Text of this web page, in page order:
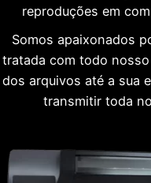
reproduções em
Somos apaixonados
tratada com todo
dos arquivos até a sua
transmitir toda